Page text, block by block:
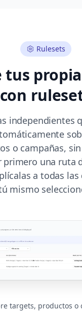
Rulesets
tus
con
independientes
o campañas,
primero una ruta
a todas las
mismo
targets, productos o